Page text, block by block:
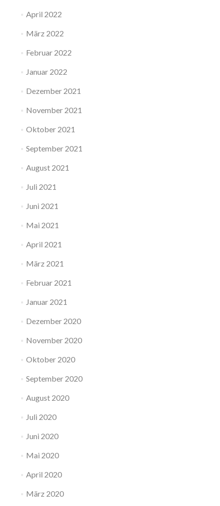
April 2022
März 2022
Februar 2022
Januar 2022
Dezember 2021
November 2021
Oktober 2021
September 2021
August 2021
Juli 2021
Juni 2021
Mai 2021
April 2021
März 2021
Februar 2021
Januar 2021
Dezember 2020
November 2020
Oktober 2020
September 2020
August 2020
Juli 2020
Juni 2020
Mai 2020
April 2020
März 2020